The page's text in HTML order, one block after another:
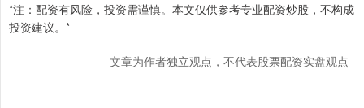
*注：配资有风险，投资需谨慎。本文仅供参考专业配资炒股，不构成
投资建议。*
文章为作者独立观点，不代表股票配资实盘观点